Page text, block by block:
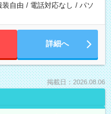
装自由 / 電話対応なし / パソ
詳細へ
掲載日：2026.08.06